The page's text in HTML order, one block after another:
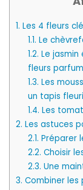
1. Les 4 fleurs
1.1. Le
1.2. Le
fleurs
1.3. Les
un tapis fleuri
1.4. Les
2. Les astuces
2.1. Préparer
2.2. Choisir
2.3. Une
3. Combiner les